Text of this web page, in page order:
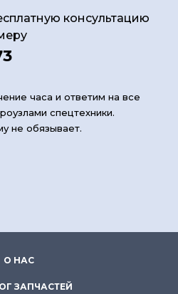
консультацию
часа и ответим на все
спецтехники.
не обязывает.
О НАС
ЗАПЧАСТЕЙ